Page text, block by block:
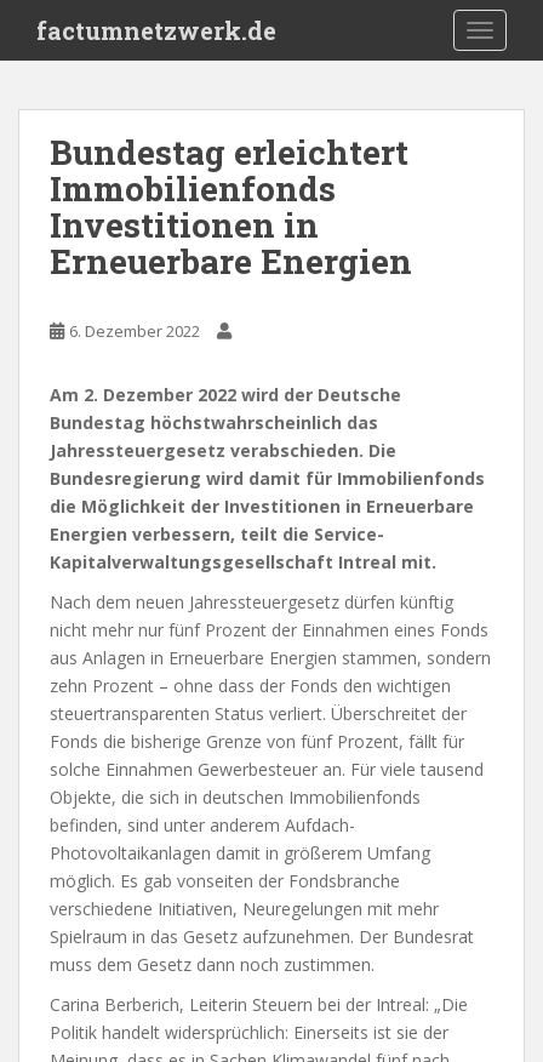
i
factumnetzwerk.de
Bundestag erleichtert
Immobilienfonds
Investitionen in
Erneuerbare Energien
6. Dezember 2022
Am 2. Dezember 2022 wird der Deutsche
Bundestag höchstwahrscheinlich das
Jahressteuergesetz verabschieden. Die
Bundesregierung wird damit für Immobilienfonds
die Möglichkeit der Investitionen in Erneuerbare
Energien verbessern, teilt die Service-
Kapitalverwaltungsgesellschaft Intreal mit.
Nach dem neuen Jahressteuergesetz dürfen künftig
nicht mehr nur fünf Prozent der Einnahmen eines Fonds
aus Anlagen in Erneuerbare Energien stammen, sondern
zehn Prozent – ohne dass der Fonds den wichtigen
steuertransparenten Status verliert. Überschreitet der
Fonds die bisherige Grenze von fünf Prozent, fällt für
solche Einnahmen Gewerbesteuer an. Für viele tausend
Objekte, die sich in deutschen Immobilienfonds
befinden, sind unter anderem Aufdach-
Photovoltaikanlagen damit in größerem Umfang
möglich. Es gab vonseiten der Fondsbranche
verschiedene Initiativen, Neuregelungen mit mehr
Spielraum in das Gesetz aufzunehmen. Der Bundesrat
muss dem Gesetz dann noch zustimmen.
Carina Berberich, Leiterin Steuern bei der Intreal: „Die
Politik handelt widersprüchlich: Einerseits ist sie der